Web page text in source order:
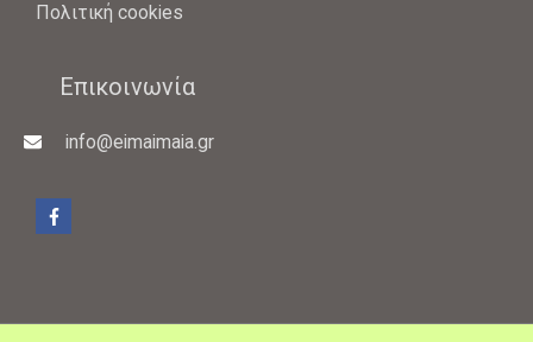
Πολιτική cookies
Επικοινωνία
info@eimaimaia.gr